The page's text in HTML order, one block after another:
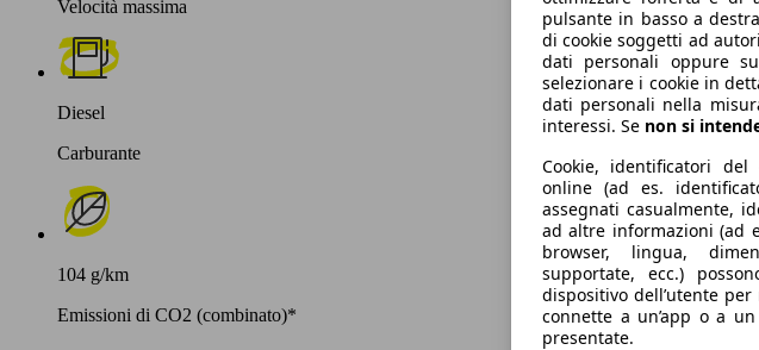
Velocità massima
Diesel
Carburante
104 g/km
Emissioni di CO2 (combinato)*
pulsante in basso a
di cookie soggetti ad
dati personali oppure
selezionare i cookie in
dati personali nella
interessi. Se non si
Cookie, identificatori
online (ad es.
assegnati casualmente,
ad altre informazioni (ad
browser, lingua,
supportate, ecc.)
dispositivo dell’utente
connette a un’app o a
presentate.